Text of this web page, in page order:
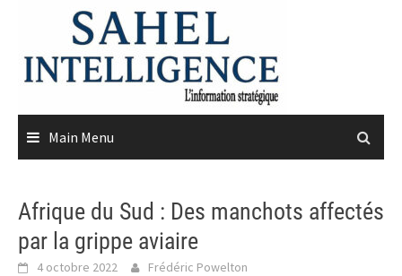
content
Main Menu
Afrique du Sud : Des manchots affectés
par la grippe aviaire
4 octobre 2022 Frédéric Powelton